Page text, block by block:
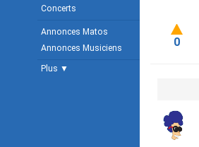
Concerts
Annonces Matos
Annonces Musiciens
Plus ▼
0